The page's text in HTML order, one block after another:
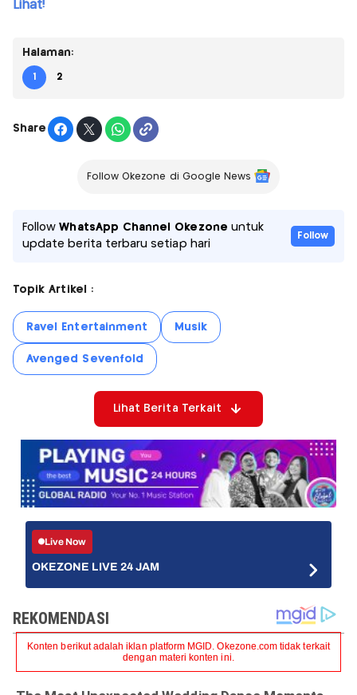
Lihat!
Halaman:
1 2
Share
Follow Okezone di Google News
FollowWhatsApp Channel Okezone untuk
update berita terbaru setiap hari
Follow
Topik Artikel :
Ravel Entertainment Musik
Avenged Sevenfold
Lihat Berita Terkait
Live Now
OKEZONE LIVE 24 JAM